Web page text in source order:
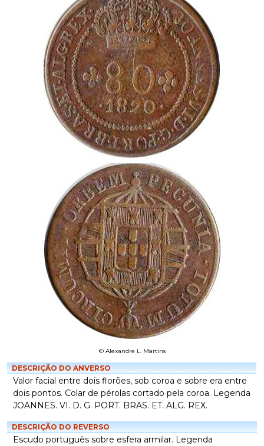
© Alexandre L. Martins
DESCRIÇÃO DO ANVERSO
Valor facial entre dois florões, sob coroa e sobre era entre
dois pontos. Colar de pérolas cortado pela coroa. Legenda
JOANNES. VI. D. G. PORT. BRAS. ET. ALG. REX.
DESCRIÇÃO DO REVERSO
Escudo português sobre esfera armilar. Legenda